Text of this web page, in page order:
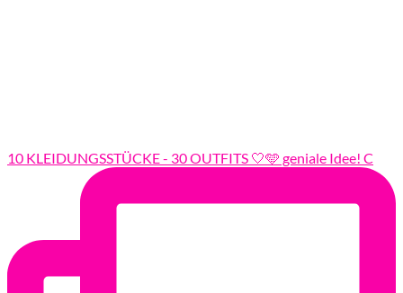
10 KLEIDUNGSSTÜCKE - 30 OUTFITS 🤍🩵 geniale Idee! C